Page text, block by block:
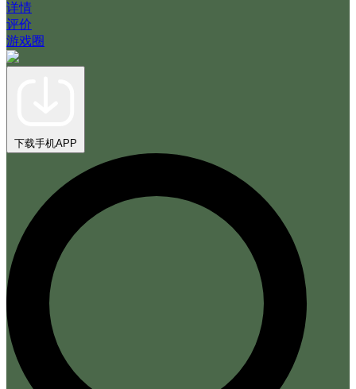
详情
评价
游戏圈
下载手机APP